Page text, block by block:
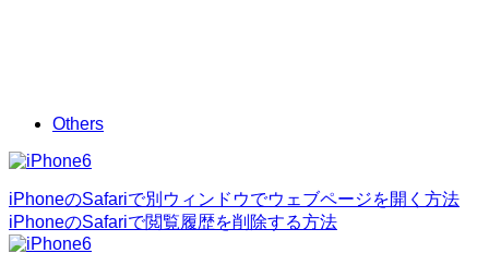
Others
iPhoneのSafariで別ウィンドウでウェブページを開く方法
iPhoneのSafariで閲覧履歴を削除する方法